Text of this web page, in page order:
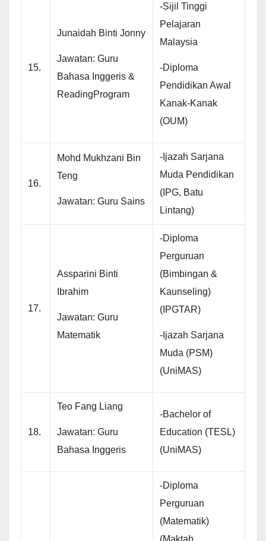
15.
Junaidah Binti Jonny
Jawatan: Guru
Bahasa Inggeris &
ReadingProgram
-Sijil Tinggi
Pelajaran
Malaysia
-Diploma
Pendidikan Awal
Kanak-Kanak
(OUM)
16.
Mohd Mukhzani Bin
Teng
Jawatan: Guru Sains
-Ijazah Sarjana
Muda Pendidikan
(IPG, Batu
Lintang)
17.
Assparini Binti
Ibrahim
Jawatan: Guru
Matematik
-Diploma
Perguruan
(Bimbingan &
Kaunseling)
(IPGTAR)
-Ijazah Sarjana
Muda (PSM)
(UniMAS)
18.
Teo Fang Liang
Jawatan: Guru
Bahasa Inggeris
-Bachelor of
Education (TESL)
(UniMAS)
-Diploma
Perguruan
(Matematik)
(Maktab